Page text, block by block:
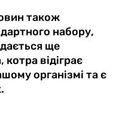
також
набору,
ще
відіграє
організмі та є